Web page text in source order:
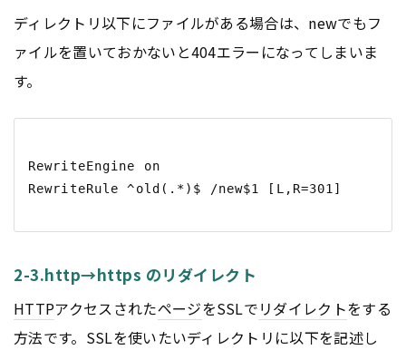
ディレクトリ以下にファイルがある場合は、newでもフ
ァイルを置いておかないと404エラーになってしまいま
す。
RewriteEngine on
2-3.http→https のリダイレクト
HTTPアクセスされたページをSSLでリダイレクトをする
方法です。SSLを使いたいディレクトリに以下を記述し